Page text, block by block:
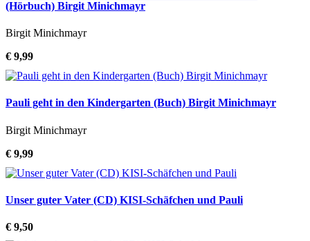
(Hörbuch) Birgit Minichmayr
Birgit Minichmayr
€ 9,99
Pauli geht in den Kindergarten (Buch) Birgit Minichmayr
Birgit Minichmayr
€ 9,99
Unser guter Vater (CD) KISI-Schäfchen und Pauli
€ 9,50